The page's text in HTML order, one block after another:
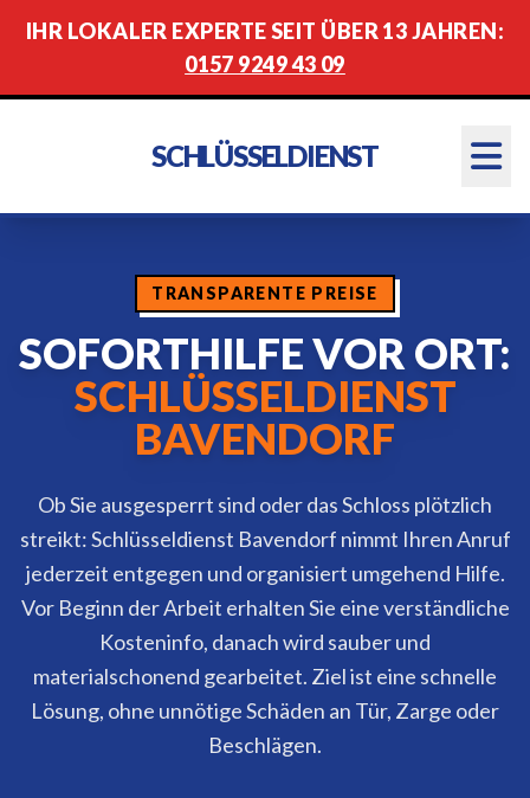
IHR LOKALER EXPERTE SEIT ÜBER 13 JAHREN:
0157 9249 43 09
SCHLÜSSELDIENST
TRANSPARENTE PREISE
SOFORTHILFE VOR ORT:
SCHLÜSSELDIENST
BAVENDORF
Ob Sie ausgesperrt sind oder das Schloss plötzlich
streikt: Schlüsseldienst Bavendorf nimmt Ihren Anruf
jederzeit entgegen und organisiert umgehend Hilfe.
Vor Beginn der Arbeit erhalten Sie eine verständliche
Kosteninfo, danach wird sauber und
materialschonend gearbeitet. Ziel ist eine schnelle
Lösung, ohne unnötige Schäden an Tür, Zarge oder
Beschlägen.